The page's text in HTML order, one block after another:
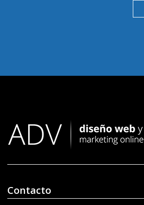
Contacto